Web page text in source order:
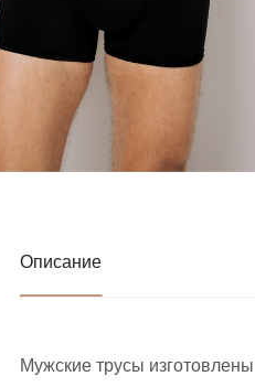
Описание
Мужские трусы